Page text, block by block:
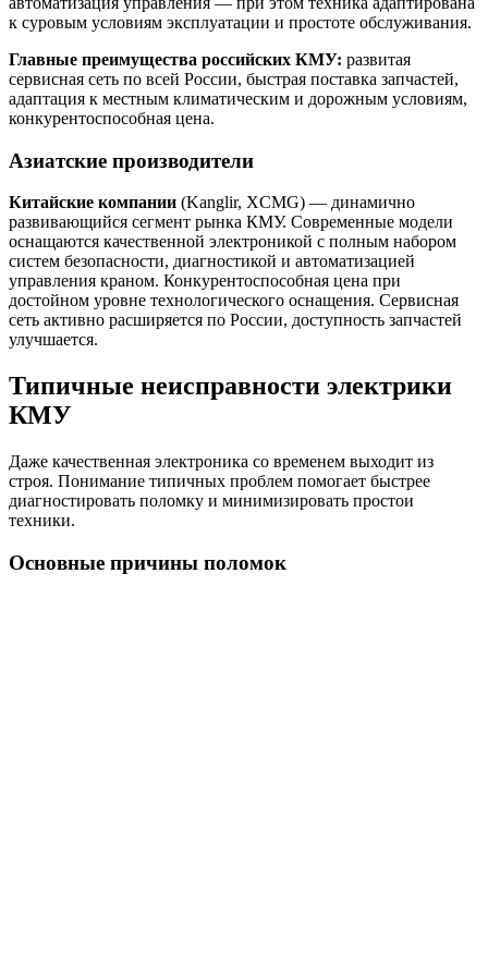
к суровым условиям эксплуатации и простоте обслуживания.
Главные преимущества российских КМУ: развитая
сервисная сеть по всей России, быстрая поставка запчастей,
адаптация к местным климатическим и дорожным условиям,
конкурентоспособная цена.
Азиатские производители
Китайские компании (Kanglir, XCMG) — динамично
развивающийся сегмент рынка КМУ. Современные модели
оснащаются качественной электроникой с полным набором
систем безопасности, диагностикой и автоматизацией
управления краном. Конкурентоспособная цена при
достойном уровне технологического оснащения. Сервисная
сеть активно расширяется по России, доступность запчастей
улучшается.
Типичные неисправности электрики
КМУ
Даже качественная электроника со временем выходит из
строя. Понимание типичных проблем помогает быстрее
диагностировать поломку и минимизировать простои
техники.
Основные причины поломок